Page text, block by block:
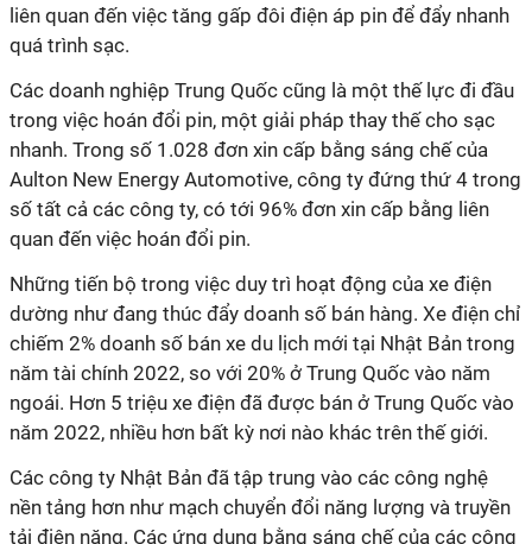
liên quan đến việc tăng gấp đôi điện áp pin để đẩy nhanh
quá trình sạc.
Các doanh nghiệp Trung Quốc cũng là một thế lực đi đầu
trong việc hoán đổi pin, một giải pháp thay thế cho sạc
nhanh. Trong số 1.028 đơn xin cấp bằng sáng chế của
Aulton New Energy Automotive, công ty đứng thứ 4 trong
số tất cả các công ty, có tới 96% đơn xin cấp bằng liên
quan đến việc hoán đổi pin.
Những tiến bộ trong việc duy trì hoạt động của xe điện
dường như đang thúc đẩy doanh số bán hàng. Xe điện chỉ
chiếm 2% doanh số bán xe du lịch mới tại Nhật Bản trong
năm tài chính 2022, so với 20% ở Trung Quốc vào năm
ngoái. Hơn 5 triệu xe điện đã được bán ở Trung Quốc vào
năm 2022, nhiều hơn bất kỳ nơi nào khác trên thế giới.
Các công ty Nhật Bản đã tập trung vào các công nghệ
nền tảng hơn như mạch chuyển đổi năng lượng và truyền
tải điện năng. Các ứng dụng bằng sáng chế của các công